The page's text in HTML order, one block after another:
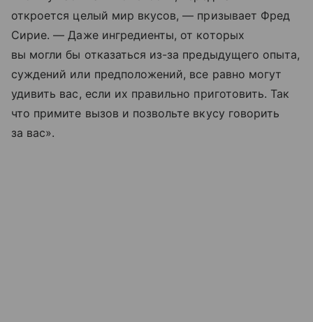
откроется целый мир вкусов, — призывает Фред
Сирие. — Даже ингредиенты, от которых
вы могли бы отказаться из-за предыдущего опыта,
суждений или предположений, все равно могут
удивить вас, если их правильно приготовить. Так
что примите вызов и позвольте вкусу говорить
за вас».